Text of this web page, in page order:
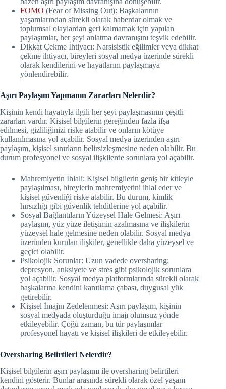
FOMO (Fear of Missing Out): Başkalarının
yaşamlarından sürekli olarak haberdar olmak ve
toplumsal olaylardan geri kalmamak için yapılan
paylaşımlar, her şeyi anlatma davranışını teşvik edebilir.
Dikkat Çekme İhtiyacı: Narsisistik eğilimler veya dikkat
çekme ihtiyacı, bireyleri sosyal medya üzerinde sürekli
olarak kendilerini ve hayatlarını paylaşmaya
yönlendirebilir.
Aşırı Paylaşım Yapmanın Zararları Nelerdir?
Kişinin kendi hayatıyla ilgili her şeyi paylaşmasının çeşitli
zararları vardır. Kişisel bilgilerin gereğinden fazla ifşa
edilmesi, gizliliğinizi riske atabilir ve onların kötüye
kullanılmasına yol açabilir. Sosyal medya üzerinden aşırı
paylaşım, kişisel sınırların belirsizleşmesine neden olabilir. Bu
durum profesyonel ve sosyal ilişkilerde sorunlara yol açabilir.
Mahremiyetin İhlali: Kişisel bilgilerin geniş bir kitleyle
paylaşılması, bireylerin mahremiyetini ihlal eder ve
kişisel güvenliği riske atabilir. Bu durum, kimlik
hırsızlığı gibi güvenlik tehditlerine yol açabilir.
Sosyal Bağlantıların Yüzeysel Hale Gelmesi: Aşırı
paylaşım, yüz yüze iletişimin azalmasına ve ilişkilerin
yüzeysel hale gelmesine neden olabilir. Sosyal medya
üzerinden kurulan ilişkiler, genellikle daha yüzeysel ve
geçici olabilir.
Psikolojik Sorunlar: Uzun vadede oversharing;
depresyon, anksiyete ve stres gibi psikolojik sorunlara
yol açabilir. Sosyal medya platformlarında sürekli olarak
başkalarına kendini kanıtlama çabası, duygusal yük
getirebilir.
Kişisel İmajın Zedelenmesi: Aşırı paylaşım, kişinin
sosyal medyada oluşturduğu imajı olumsuz yönde
etkileyebilir. Çoğu zaman, bu tür paylaşımlar
profesyonel hayatı ve kişisel ilişkileri de etkileyebilir.
Oversharing Belirtileri Nelerdir?
Kişisel bilgilerin aşırı paylaşımı ile oversharing belirtileri
kendini gösterir. Bunlar arasında sürekli olarak özel yaşam